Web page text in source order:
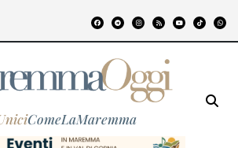
ComeLaMaremma